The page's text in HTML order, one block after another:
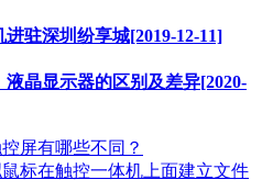
驻深圳纷享城[2019-12-11]
晶显示器的区别及差异[2020-
屏有哪些不同？
标在触控一体机上面建立文件